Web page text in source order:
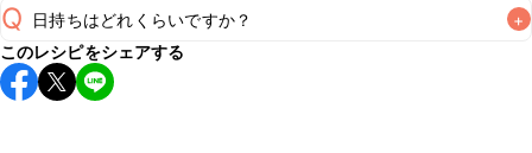
Q 日持ちはどれくらいですか？ +
保存期間は冷蔵で翌日中が目安です。なるべくお早めにお召
し上がりください。
このレシピをシェアする